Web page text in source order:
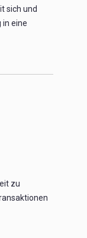
sich und
in eine
zu